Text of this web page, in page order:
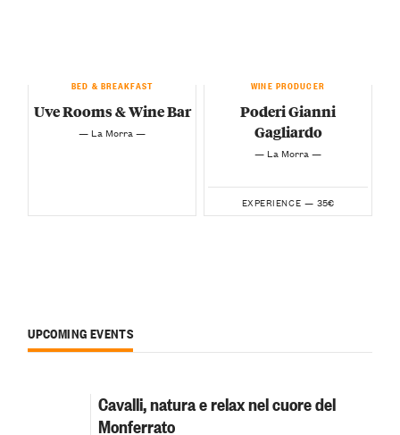
BED & BREAKFAST
Uve Rooms & Wine Bar
— La Morra —
WINE PRODUCER
Poderi Gianni
Gagliardo
— La Morra —
EXPERIENCE — 35€
UPCOMING EVENTS
Cavalli, natura e relax nel cuore del
Monferrato